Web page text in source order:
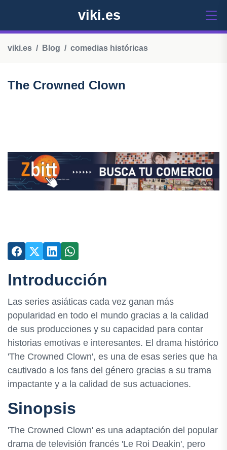
viki.es
viki.es Blog comedias históricas
The Crowned Clown
Introducción
Las series asiáticas cada vez ganan más
popularidad en todo el mundo gracias a la calidad
de sus producciones y su capacidad para contar
historias emotivas e interesantes. El drama histórico
'The Crowned Clown', es una de esas series que ha
cautivado a los fans del género gracias a su trama
impactante y a la calidad de sus actuaciones.
Sinopsis
'The Crowned Clown' es una adaptación del popular
drama de televisión francés 'Le Roi Deakin', pero